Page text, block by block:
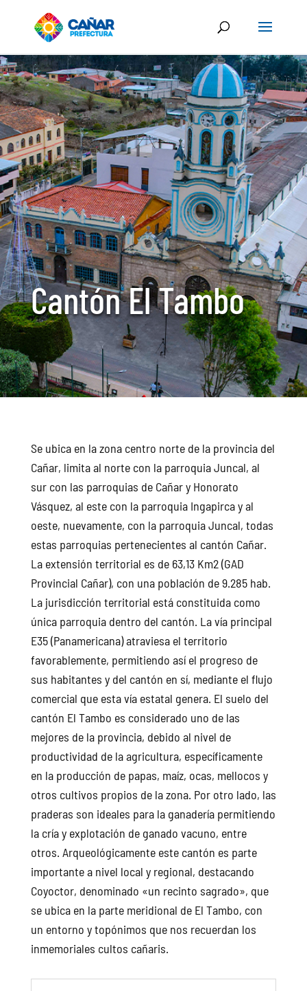
Cantón El Tambo
Se ubica en la zona centro norte de la provincia del
Cañar, limita al norte con la parroquia Juncal, al
sur con las parroquias de Cañar y Honorato
Vásquez, al este con la parroquia Ingapirca y al
oeste, nuevamente, con la parroquia Juncal, todas
estas parroquias pertenecientes al cantón Cañar.
La extensión territorial es de 63,13 Km2 (GAD
Provincial Cañar), con una población de 9.285 hab.
La jurisdicción territorial está constituida como
única parroquia dentro del cantón. La vía principal
E35 (Panamericana) atraviesa el territorio
favorablemente, permitiendo así el progreso de
sus habitantes y del cantón en sí, mediante el flujo
comercial que esta vía estatal genera. El suelo del
cantón El Tambo es considerado uno de las
mejores de la provincia, debido al nivel de
productividad de la agricultura, específicamente
en la producción de papas, maíz, ocas, mellocos y
otros cultivos propios de la zona. Por otro lado, las
praderas son ideales para la ganadería permitiendo
la cría y explotación de ganado vacuno, entre
otros. Arqueológicamente este cantón es parte
importante a nivel local y regional, destacando
Coyoctor, denominado «un recinto sagrado», que
se ubica en la parte meridional de El Tambo, con
un entorno y topónimos que nos recuerdan los
inmemoriales cultos cañaris.